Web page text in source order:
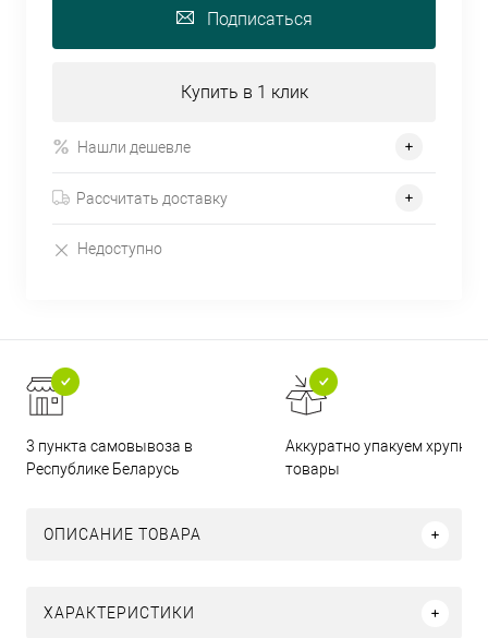
Подписаться
Купить в 1 клик
Нашли дешевле
Рассчитать доставку
Недоступно
3 пункта самовывоза в
Республике Беларусь
Аккуратно упакуем хрупкие
товары
ОПИСАНИЕ ТОВАРА
ХАРАКТЕРИСТИКИ